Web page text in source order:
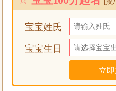
30个带“朝”字的名字及解释
1. 李朝明
“朝”是早晨，“明”是光明
希望，这个名字是想让孩
[按
宝宝姓氏
宝宝生日